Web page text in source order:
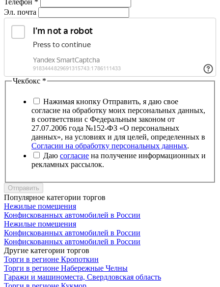
Телефон *
Эл. почта
Чекбокс *
Нажимая кнопку Отправить, я даю свое
согласие на обработку моих персональных данных,
в соответствии с Федеральным законом от
27.07.2006 года №152-ФЗ «О персональных
данных», на условиях и для целей, определенных в
Согласии на обработку персональных данных.
Даю согласие на получение информационных и
рекламных рассылок.
Отправить
Популярное категории торгов
Нежилые помещения
Конфискованных автомобилей в России
Нежилые помещения
Конфискованных автомобилей в России
Конфискованных автомобилей в России
Другие категории торгов
Торги в регионе Кропоткин
Торги в регионе Набережные Челны
Гаражи и машиноместа, Свердловская область